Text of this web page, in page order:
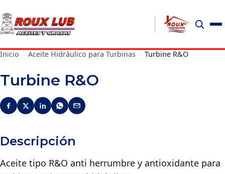
Inicio Aceite Hidráulico para Turbinas Turbine R&O
Turbine R&O
Descripción
Aceite tipo R&O anti herrumbre y antioxidante para